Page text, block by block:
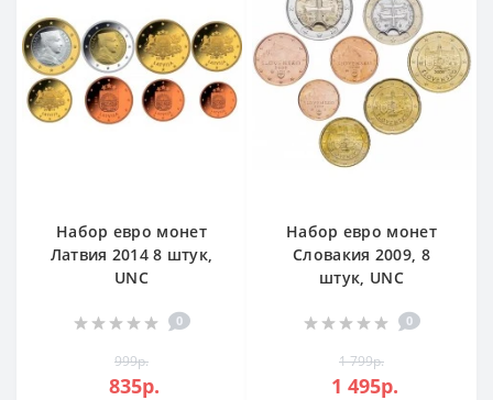
Набор евро монет
Латвия 2014 8 штук,
UNC
0
999р.
835р.
Набор евро монет
Словакия 2009, 8
штук, UNC
0
1 799р.
1 495р.